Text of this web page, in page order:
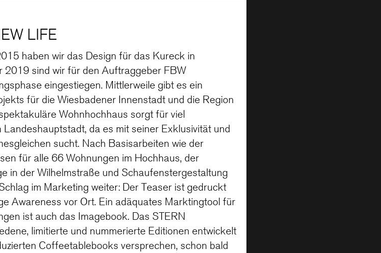
LIFE
haben wir das Design für das Kureck in
2019 sind wir für den Auftraggeber FBW
eingestiegen. Mittlerweile gibt es ein
für die Wiesbadener Innenstadt und die Region
Wohnhochhaus sorgt für viel
da es mit seiner Exklusivität und
sucht. Nach Basisarbeiten wie der
für alle 66 Wohnungen im Hochhaus, der
in der Wilhelmstraße und Schaufenstergestaltung
im Marketing weiter: Der Teaser ist gedruckt
Awareness vor Ort. Ein adäquates Marktingtool für
ist auch das Imagebook. Das STERN
limitierte und nummerierte Editionen entwickelt
Coffeetablebooks versprechen, schon bald